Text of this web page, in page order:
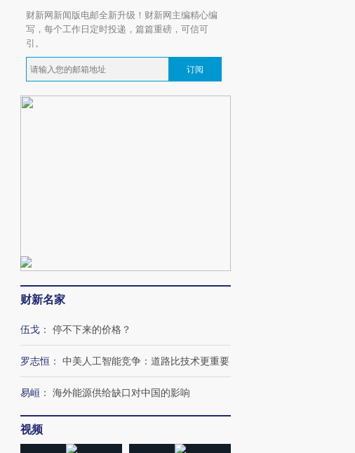
财新网新闻版电邮全新升级！财新网主编精心编
写，每个工作日定时投递，篇篇重磅，可信可
引。
订阅
财新名家
伍戈 ： 停不下来的价格？
罗志恒 ： 中美人工智能竞争：道路比技术更重要
易峘 ： 海外能源供给缺口对中国的影响
视频